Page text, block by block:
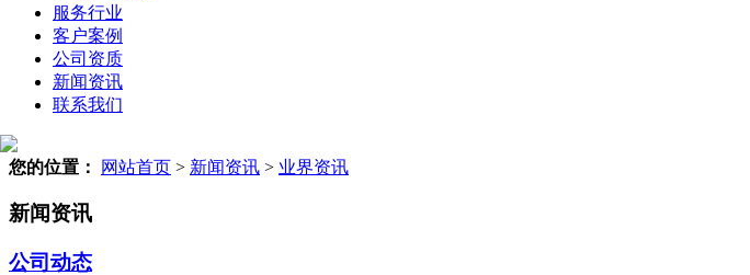
服务行业
客户案例
公司资质
新闻资讯
联系我们
您的位置： 网站首页 > 新闻资讯 > 业界资讯
新闻资讯
公司动态